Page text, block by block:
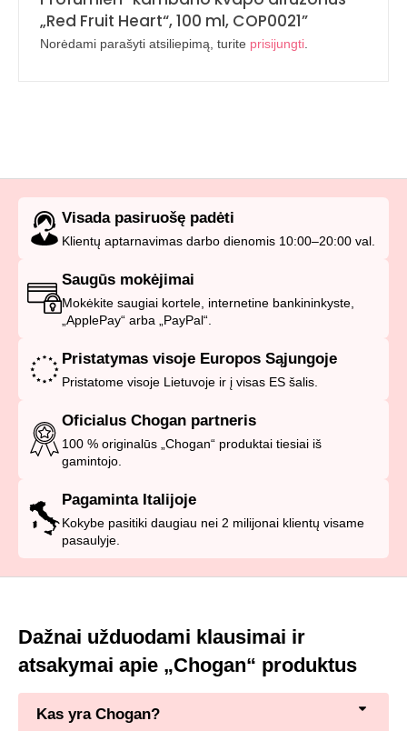
„Red Fruit Heart“, 100 ml, COP0021”
Norėdami parašyti atsiliepimą, turite prisijungti.
Visada pasiruošę padėti
Klientų aptarnavimas darbo dienomis 10:00–20:00 val.
Saugūs mokėjimai
Mokėkite saugiai kortele, internetine bankininkyste,
„ApplePay“ arba „PayPal“.
Pristatymas visoje Europos Sąjungoje
Pristatome visoje Lietuvoje ir į visas ES šalis.
Oficialus Chogan partneris
100 % originalūs „Chogan“ produktai tiesiai iš
gamintojo.
Pagaminta Italijoje
Kokybe pasitiki daugiau nei 2 milijonai klientų visame
pasaulyje.
Dažnai užduodami klausimai ir
atsakymai apie „Chogan“ produktus
Kas yra Chogan?